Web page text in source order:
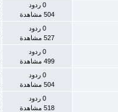
0 ردود
504 مشاهدة
0 ردود
527 مشاهدة
0 ردود
499 مشاهدة
0 ردود
504 مشاهدة
0 ردود
518 مشاهدة